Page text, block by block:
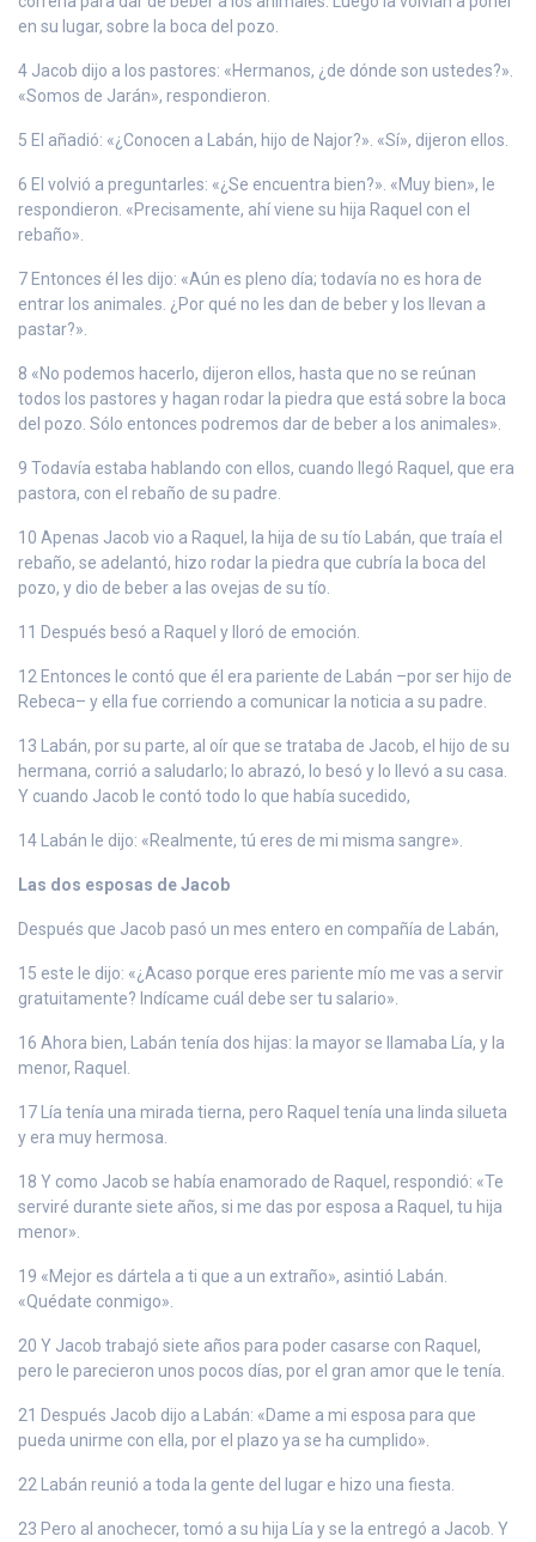
en su lugar, sobre la boca del pozo.
4 Jacob dijo a los pastores: «Hermanos, ¿de dónde son ustedes?».
«Somos de Jarán», respondieron.
5 El añadió: «¿Conocen a Labán, hijo de Najor?». «Sí», dijeron ellos.
6 El volvió a preguntarles: «¿Se encuentra bien?». «Muy bien», le
respondieron. «Precisamente, ahí viene su hija Raquel con el
rebaño».
7 Entonces él les dijo: «Aún es pleno día; todavía no es hora de
entrar los animales. ¿Por qué no les dan de beber y los llevan a
pastar?».
8 «No podemos hacerlo, dijeron ellos, hasta que no se reúnan
todos los pastores y hagan rodar la piedra que está sobre la boca
del pozo. Sólo entonces podremos dar de beber a los animales».
9 Todavía estaba hablando con ellos, cuando llegó Raquel, que era
pastora, con el rebaño de su padre.
10 Apenas Jacob vio a Raquel, la hija de su tío Labán, que traía el
rebaño, se adelantó, hizo rodar la piedra que cubría la boca del
pozo, y dio de beber a las ovejas de su tío.
11 Después besó a Raquel y lloró de emoción.
12 Entonces le contó que él era pariente de Labán –por ser hijo de
Rebeca– y ella fue corriendo a comunicar la noticia a su padre.
13 Labán, por su parte, al oír que se trataba de Jacob, el hijo de su
hermana, corrió a saludarlo; lo abrazó, lo besó y lo llevó a su casa.
Y cuando Jacob le contó todo lo que había sucedido,
14 Labán le dijo: «Realmente, tú eres de mi misma sangre».
Las dos esposas de Jacob
Después que Jacob pasó un mes entero en compañía de Labán,
15 este le dijo: «¿Acaso porque eres pariente mío me vas a servir
gratuitamente? Indícame cuál debe ser tu salario».
16 Ahora bien, Labán tenía dos hijas: la mayor se llamaba Lía, y la
menor, Raquel.
17 Lía tenía una mirada tierna, pero Raquel tenía una linda silueta
y era muy hermosa.
18 Y como Jacob se había enamorado de Raquel, respondió: «Te
serviré durante siete años, si me das por esposa a Raquel, tu hija
menor».
19 «Mejor es dártela a ti que a un extraño», asintió Labán.
«Quédate conmigo».
20 Y Jacob trabajó siete años para poder casarse con Raquel,
pero le parecieron unos pocos días, por el gran amor que le tenía.
21 Después Jacob dijo a Labán: «Dame a mi esposa para que
pueda unirme con ella, por el plazo ya se ha cumplido».
22 Labán reunió a toda la gente del lugar e hizo una fiesta.
23 Pero al anochecer, tomó a su hija Lía y se la entregó a Jacob. Y